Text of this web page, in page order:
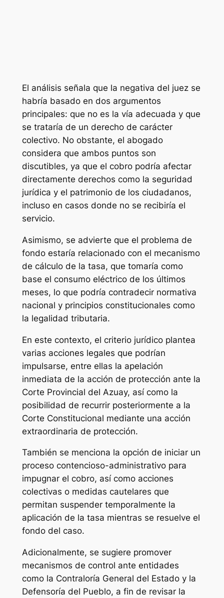
El análisis señala que la negativa del juez se
habría basado en dos argumentos
principales: que no es la vía adecuada y que
se trataría de un derecho de carácter
colectivo. No obstante, el abogado
considera que ambos puntos son
discutibles, ya que el cobro podría afectar
directamente derechos como la seguridad
jurídica y el patrimonio de los ciudadanos,
incluso en casos donde no se recibiría el
servicio.
Asimismo, se advierte que el problema de
fondo estaría relacionado con el mecanismo
de cálculo de la tasa, que tomaría como
base el consumo eléctrico de los últimos
meses, lo que podría contradecir normativa
nacional y principios constitucionales como
la legalidad tributaria.
En este contexto, el criterio jurídico plantea
varias acciones legales que podrían
impulsarse, entre ellas la apelación
inmediata de la acción de protección ante la
Corte Provincial del Azuay, así como la
posibilidad de recurrir posteriormente a la
Corte Constitucional mediante una acción
extraordinaria de protección.
También se menciona la opción de iniciar un
proceso contencioso-administrativo para
impugnar el cobro, así como acciones
colectivas o medidas cautelares que
permitan suspender temporalmente la
aplicación de la tasa mientras se resuelve el
fondo del caso.
Adicionalmente, se sugiere promover
mecanismos de control ante entidades
como la Contraloría General del Estado y la
Defensoría del Pueblo, a fin de revisar la